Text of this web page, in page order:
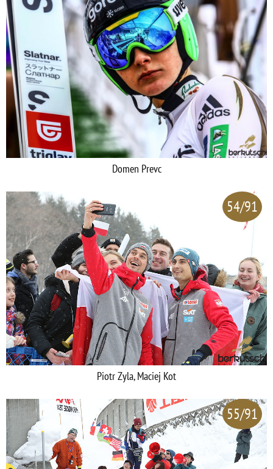
Domen Prevc
54/91
Piotr Zyla, Maciej Kot
55/91